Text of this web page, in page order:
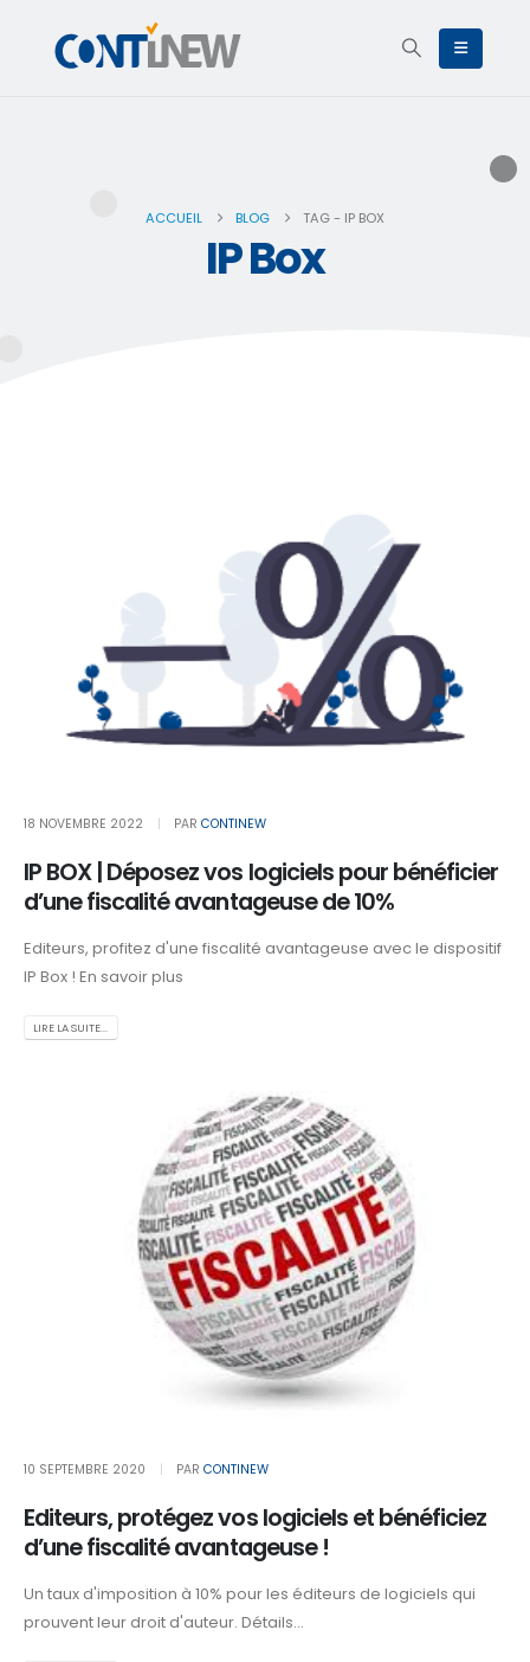
ACCUEIL BLOG TAG - IP BOX
IP Box
18 NOVEMBRE 2022 PAR CONTINEW
IP BOX | Déposez vos logiciels pour bénéficier
d’une fiscalité avantageuse de 10%
Editeurs, profitez d'une fiscalité avantageuse avec le dispositif
IP Box ! En savoir plus
LIRE LA SUITE...
10 SEPTEMBRE 2020 PAR CONTINEW
Editeurs, protégez vos logiciels et bénéficiez
d’une fiscalité avantageuse !
Un taux d'imposition à 10% pour les éditeurs de logiciels qui
prouvent leur droit d'auteur. Détails...